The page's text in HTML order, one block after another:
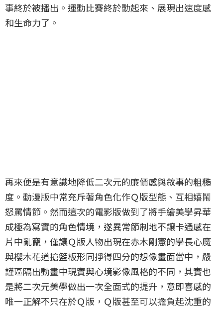
事終於被播出。運動比賽終於動起來、展現出速度感
和生命力了。
再來便是有意識地降低二次元的廉價感與敘事的粗糙
度。動漫版中常充斥著角色化作Ｑ版型態、互相嬉鬧
怒罵情節。然而這次的電影版做到了將手繪美學昇華
成極為寫實的角色情境，遂異常節制地不讓卡通感在
片中亂竄，僅讓Ｑ版人物出現在赤木剛憲的學長心魔
與櫻木花道搶籃板形同掙得四分的想像畫面當中，嚴
謹區隔出動畫中現實與心境影像風格的不同，其實也
是將二次元美學做出一次全面式的提升，意即喜感的
唯一正解不只在於Ｑ版，Ｑ版甚至可以擔負起沈重的